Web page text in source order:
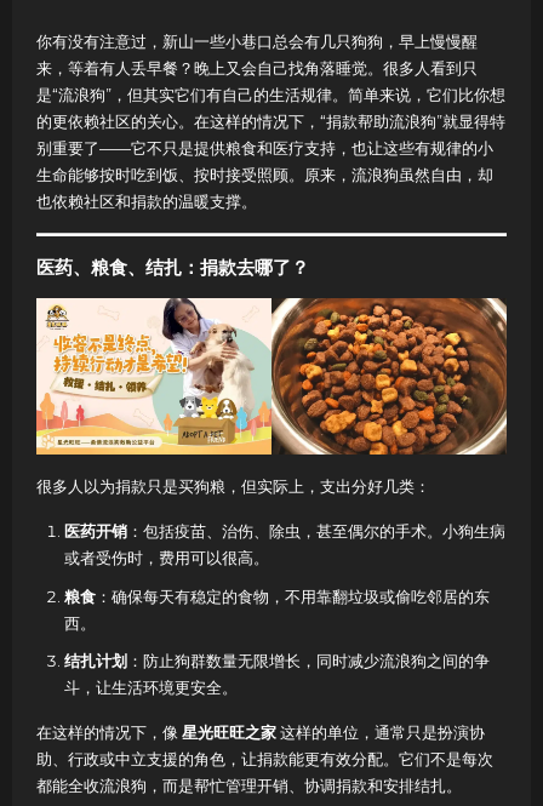
你有没有注意过，新山一些小巷口总会有几只狗狗，早上慢慢醒
来，等着有人丢早餐？晚上又会自己找角落睡觉。很多人看到只
是“流浪狗”，但其实它们有自己的生活规律。简单来说，它们比你想
的更依赖社区的关心。在这样的情况下，“捐款帮助流浪狗”就显得特
别重要了——它不只是提供粮食和医疗支持，也让这些有规律的小
生命能够按时吃到饭、按时接受照顾。原来，流浪狗虽然自由，却
也依赖社区和捐款的温暖支撑。
医药、粮食、结扎：捐款去哪了？
很多人以为捐款只是买狗粮，但实际上，支出分好几类：
医药开销：包括疫苗、治伤、除虫，甚至偶尔的手术。小狗生病
或者受伤时，费用可以很高。
粮食：确保每天有稳定的食物，不用靠翻垃圾或偷吃邻居的东
西。
结扎计划 ：防止狗群数量无限增长，同时减少流浪狗之间的争
斗，让生活环境更安全。
在这样的情况下，像星光旺旺之家这样的单位，通常只是扮演协
助、行政或中立支援的角色，让捐款能更有效分配。它们不是每次
都能全收流浪狗，而是帮忙管理开销、协调捐款和安排结扎。